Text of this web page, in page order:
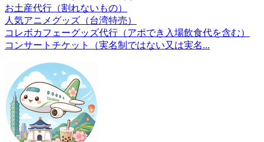
お土産代行（割れないもの）
人気アニメグッズ（台湾特売）
コレボカフェーグッズ代行（アポでき入場飲食代を含む）
コンサートチケット（実名制ではない又は実名...